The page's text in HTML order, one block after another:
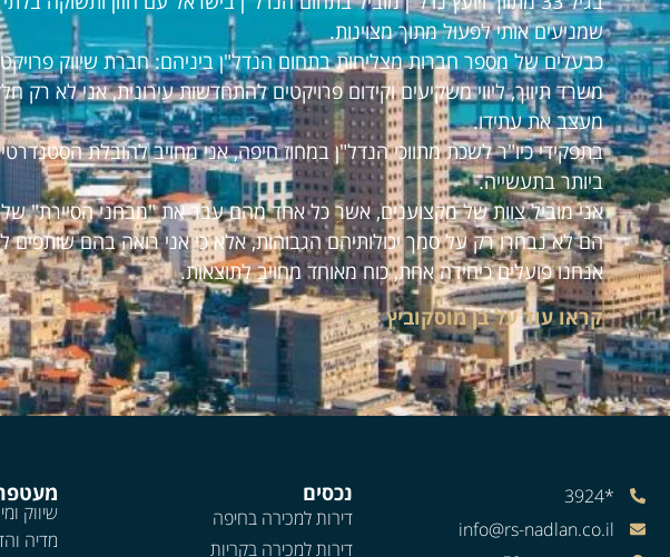
שמניעים אותי לפעול מתוך מצוינות.
כבעלים של מספר חברות מצליחות בתחום הנדל"ן ביניהם: חברת שיווק
משרד תיווך, ליווי משקיעים וקידום פרויקטים להתחדשות עירונית, אני לא רק
מעצב את עתידו.
בתפקידי כיו"ר לשכת מתווכי הנדל"ן במחוז חיפה, אני מחויב להובלת
ביותר בתעשייה.
אני מוביל צוות של מקצוענים, אשר כל אחד מהם עבר את "מבחני הסיירת"
הם לא נבחרו רק על סמך יכולותיהם הגבוהות, אלא כי אני רואה בהם שותפים
אנחנו פועלים כיחידה אחת, כוח מאוחד מחויב לתוצאות.
קראו עוד על בן מוסקוביץ >>>
*3924
info@rs-nadlan.co.il
נכסים
דירות למכירה בחיפה
דירות למכירה בקריות
שיווק
מדיה